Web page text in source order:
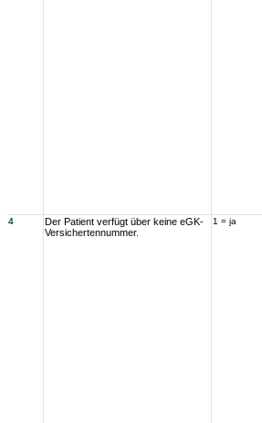
4
Der Patient verfügt über keine eGK-
Versichertennummer.
1 = ja